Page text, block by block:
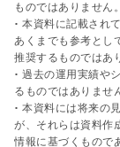
ものではありません。
• 本資料に記載され
あくまでも参考とし
推奨するものではあ
• 過去の運用実績や
るものではありませ
• 本資料には将来の
が、それらは資料作
情報に基づくもので